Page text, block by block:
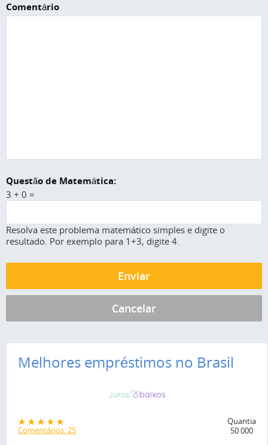
Comentário
Questão de Matemática:
3 + 0 =
Resolva este problema matemático simples e digite o
resultado. Por exemplo para 1+3, digite 4.
Melhores empréstimos no Brasil
Comentários: 25
Quantia
50 000